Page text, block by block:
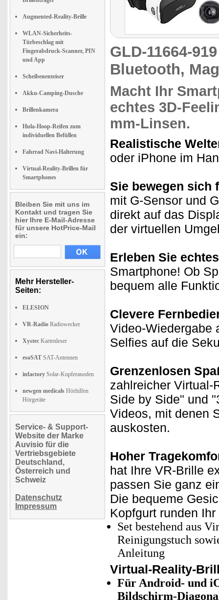
Augmented-Reality-Brille
WLAN-Sicherheits-
Türbeschlag mit
Fingerabdruck-Scanner, PIN
und App
Scheibenenteiser
Akku-Camping-Dusche
Brillenkamera
Hula-Hoop-Reifen zum
individuellen Befüllen
Fahrrad Navi-Halterung
Virtual-Reality-Brillen für
Smartphones
Bleiben Sie mit uns im
Kontakt und tragen Sie
hier Ihre E-Mail-Adresse
für unsere HotPrice-Mail
ein:
Mehr Hersteller-
Seiten:
ELESION
VR-Radio Radiowecker
Xystec Kartenleser
esoSAT SAT-Antennen
infactory Solar-Kupferanoden
newgen medicals Hörhilfen
Hörgeräte
Service- & Support-
Website der Marke
Auvisio für die
Vertriebsgebiete
Deutschland,
Österreich und
Schweiz
Datenschutz
Impressum
GLD-11664-
Bluetooth,
Macht Ihr
echtes 3D-
mm-Linsen.
Realistische
oder iPhone im
Sie bewegen sich
mit G-Sensor und
direkt auf das
der virtuellen
Erleben Sie
Smartphone! Ob
bequem alle
Clevere
Video-Wiedergabe
Selfies auf die
Grenzenlosen
zahlreicher Virtual-
Side by Side" und
Videos, mit denen
auskosten.
Hoher
hat Ihre VR-Brille
passen Sie ganz
Die bequeme
Kopfgurt runden
Set bestehend aus
Reinigungstuch
Anleitung
Virtual-Reality-
Für Android- und
Bildschirm-